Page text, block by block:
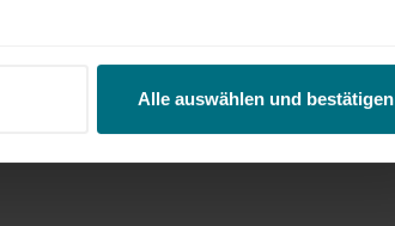
Alle auswählen und bestätigen